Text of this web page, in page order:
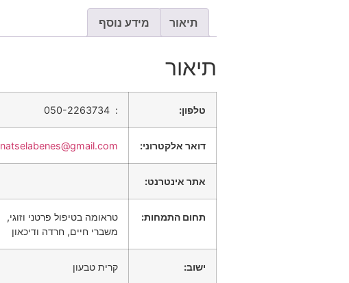
תיאור מידע נוסף
תיאור
טלפון: : 050-2263734
דואר אלקטרוני:
אתר אינטרנט:
תחום התמחות:
טראומה בטיפול פרטני וזוגי,
משברי חיים, חרדה ודיכאון
ישוב: קרית טבעון